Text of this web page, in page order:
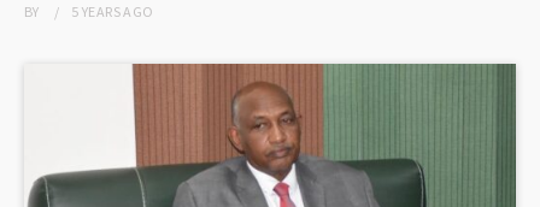
BY 5 YEARSAGO